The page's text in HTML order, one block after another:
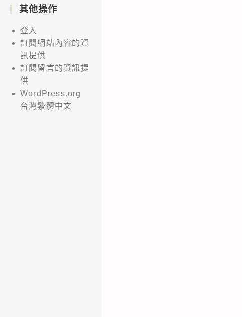
其他操作
登入
訂閱網站內容的資
訊提供
訂閱留言的資訊提
供
WordPress.org
台灣繁體中文